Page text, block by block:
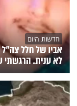
חדשות היום
אביו של חלל
לא ענית.